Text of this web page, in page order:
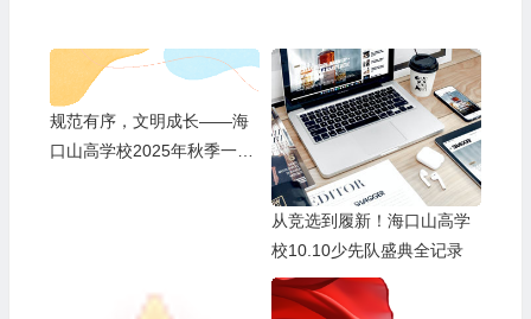
规范有序，文明成长——海
口山高学校2025年秋季一年
从竞选到履新！海口山高学
校10.10少先队盛典全记录